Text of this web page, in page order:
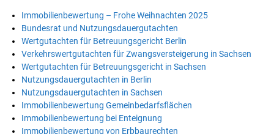
Immobilienbewertung – Frohe Weihnachten 2025
Bundesrat und Nutzungsdauergutachten
Wertgutachten für Betreuungsgericht Berlin
Verkehrswertgutachten für Zwangsversteigerung in Sachsen
Wertgutachten für Betreuungsgericht in Sachsen
Nutzungsdauergutachten in Berlin
Nutzungsdauergutachten in Sachsen
Immobilienbewertung Gemeinbedarfsflächen
Immobilienbewertung bei Enteignung
Immobilienbewertung von Erbbaurechten